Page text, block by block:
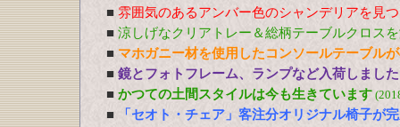
■ 雰囲気のあるアンバー色のシャンデリアを見
■ 涼しげなクリアトレー＆総柄テーブルクロス
■ マホガニー材を使用したコンソールテーブル
■ 鏡とフォトフレーム、ランプなど入荷しました
■ かつての土間スタイルは今も生きています
■
「セオト・チェア」客注分オリジナル椅子が